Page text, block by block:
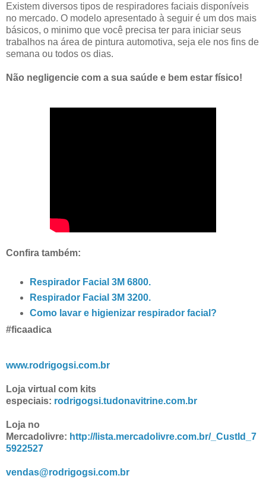
Existem diversos tipos de respiradores faciais disponíveis
no mercado. O modelo apresentado à seguir é um dos mais
básicos, o minimo que você precisa ter para iniciar seus
trabalhos na área de pintura automotiva, seja ele nos fins de
semana ou todos os dias.
Não negligencie com a sua saúde e bem estar físico!
Confira também:
Respirador Facial 3M 6800.
Respirador Facial 3M 3200.
Como lavar e higienizar respirador facial?
#ficaadica
www.rodrigogsi.com.br
Loja virtual com kits
especiais: rodrigogsi.tudonavitrine.com.br
Loja no
Mercadolivre: http://lista.mercadolivre.com.br/_CustId_7
5922527
vendas@rodrigogsi.com.br